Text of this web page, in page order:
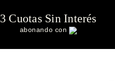
3 Cuotas Sin Interés
abonando con